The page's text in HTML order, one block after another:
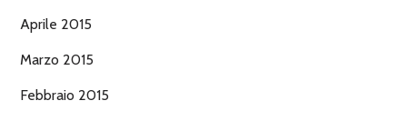
Aprile 2015
Marzo 2015
Febbraio 2015